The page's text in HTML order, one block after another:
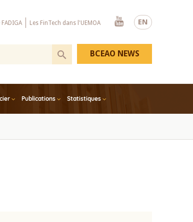
EN
Les FinTech dans l'UEMOA
Youtube
Publications Statistiques
BCEAO NEWS